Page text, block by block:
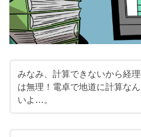
みなみ、計算できないから経
は無理！電卓で地道に計算な
いよ…。